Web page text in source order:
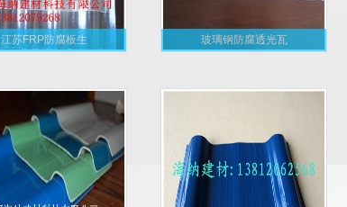
江苏FRP防腐板生 玻璃钢防腐透光瓦